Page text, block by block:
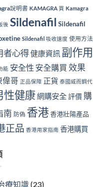
說明書 KAMAGRA 買 Kamagra
後 Sildenafil Sildenafil
Sildenafil 吸收速度 使用方法
者心得健康資訊 副作用
能 安全性 安全購買 效果
偉哥 正品保障 正貨 泰國威而鋼代
性健康網購安全 評價 購
南 防偽 香港 香港壯陽產品
正品 香港用家指南 香港購買
療知識(23)